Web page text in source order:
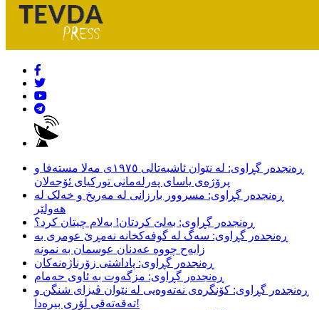
ڕەنجدەر گڕاوی: لە نێوان ئاشبەتالی ١٩٧٥ی مەلا مستەفا و
پرۆژەی یاسای پەرلەمانی تورکیای ئۆجەلان
ڕەنجدەر گڕاوی: مسروور بارزانی لە مەریخ و خەلک لە
هەولێر
ڕەنجدەر گڕاوی: بەلێ کردتان! بەلام چیتان کرد؟
ڕەنجدەر گڕاوی: سەگ لە گوفەکخانە نەمڕێ عومری بە
زایەح چووە عەدنان عوسمان بە نمونە
ڕەنجدەر گڕاوی: پاداشتی زۆرناژەنەکان
ڕەنجدەر گڕاوی: مزگەوت بە ئاوی حەمام
ڕەنجدەر گڕاوی: کۆنگرەی نەتەوەیی لە نێوان ڤیزای شنگن و
تەقەتەقی لۆری بیرەدا!